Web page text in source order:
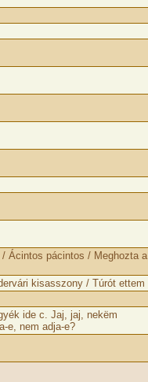
Ácintos pácintos / Meghozta a
kisasszony / Túrót ettem
ide c. Jaj, jaj, nekëm
e, nem adja-e?